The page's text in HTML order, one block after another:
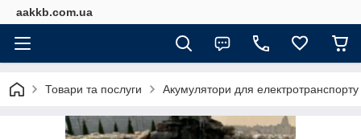
aakkb.com.ua
Товари та послуги Акумулятори для електротранспорту